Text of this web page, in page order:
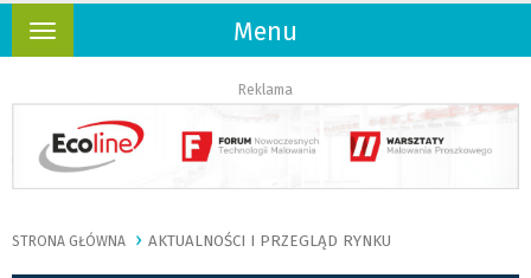
Menu
Rozwiń
Reklama
STRONA GŁÓWNA AKTUALNOŚCI I PRZEGLĄD RYNKU